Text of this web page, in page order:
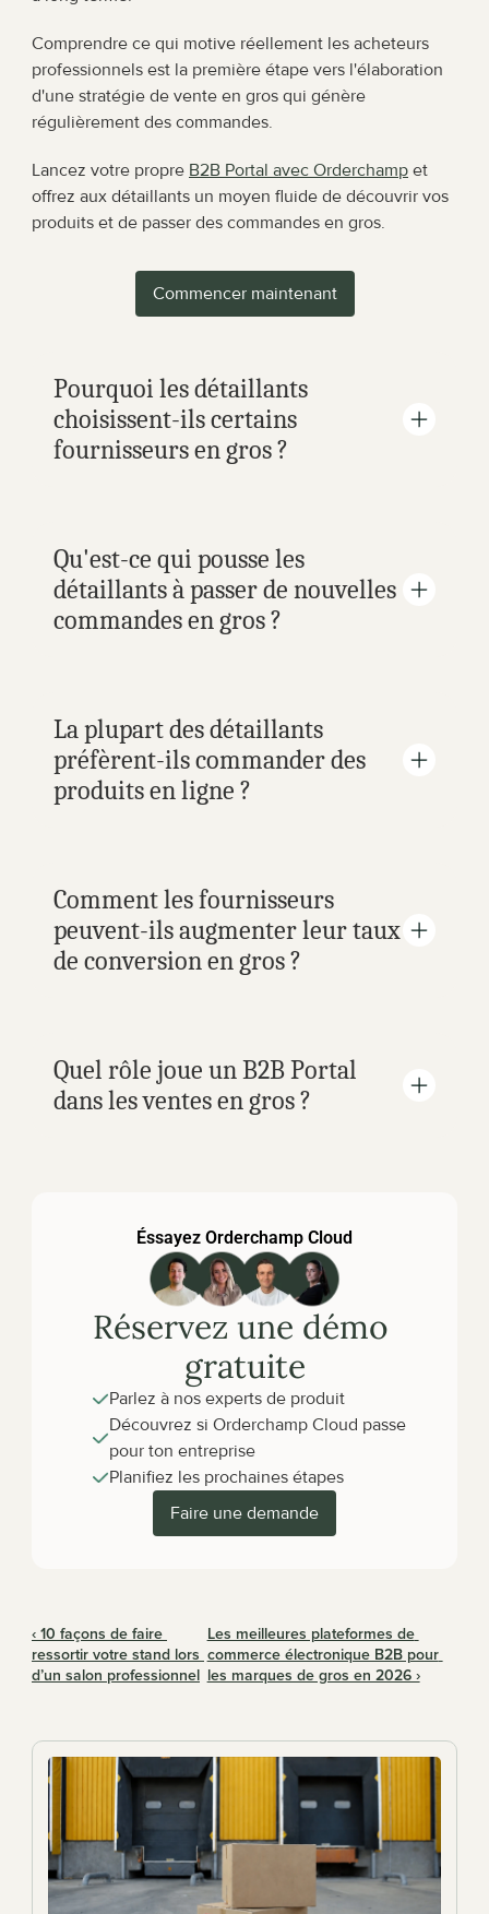
Comprendre ce qui motive réellement les acheteurs
professionnels est la première étape vers l'élaboration
d'une stratégie de vente en gros qui génère
régulièrement des commandes.
Lancez votre propre B2B Portal avec Orderchamp et
offrez aux détaillants un moyen fluide de découvrir vos
produits et de passer des commandes en gros.
Commencer maintenant
Pourquoi les détaillants
choisissent-ils certains
fournisseurs en gros ?
Qu'est-ce qui pousse les
détaillants à passer de nouvelles
commandes en gros ?
La plupart des détaillants
préfèrent-ils commander des
produits en ligne ?
Comment les fournisseurs
peuvent-ils augmenter leur taux
de conversion en gros ?
Quel rôle joue un B2B Portal
dans les ventes en gros ?
Éssayez Orderchamp Cloud
Réservez une démo
gratuite
Parlez à nos experts de produit
Découvrez si Orderchamp Cloud passe
pour ton entreprise
Planifiez les prochaines étapes
Faire une demande
‹ 10 façons de faire
ressortir votre stand lors
d’un salon professionnel
Les meilleures plateformes de
commerce électronique B2B pour
les marques de gros en 2026 ›